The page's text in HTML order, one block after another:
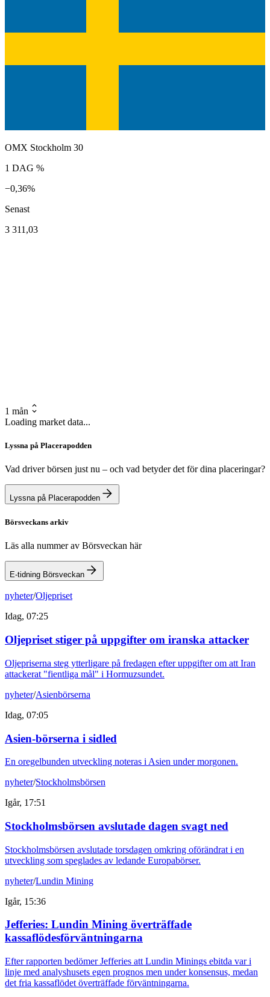
OMX Stockholm 30
1 DAG %
−0,36%
Senast
3 311,03
1 mån
Loading market data...
Lyssna på Placerapodden
Vad driver börsen just nu – och vad betyder det för dina placeringar?
Lyssna på Placerapodden
Börsveckans arkiv
Läs alla nummer av Börsveckan här
E-tidning Börsveckan
nyheter/Oljepriset
Idag, 07:25
Oljepriset stiger på uppgifter om iranska attacker
Oljepriserna steg ytterligare på fredagen efter uppgifter om att Iran
attackerat "fientliga mål" i Hormuzsundet.
nyheter/Asienbörserna
Idag, 07:05
Asien-börserna i sidled
En oregelbunden utveckling noteras i Asien under morgonen.
nyheter/Stockholmsbörsen
Igår, 17:51
Stockholmsbörsen avslutade dagen svagt ned
Stockholmsbörsen avslutade torsdagen omkring oförändrat i en
utveckling som speglades av ledande Europabörser.
nyheter/Lundin Mining
Igår, 15:36
Jefferies: Lundin Mining överträffade
kassaflödesförväntningarna
Efter rapporten bedömer Jefferies att Lundin Minings ebitda var i
linje med analyshusets egen prognos men under konsensus, medan
det fria kassaflödet överträffade förväntningarna.